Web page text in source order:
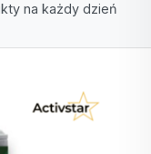
na każdy dzień